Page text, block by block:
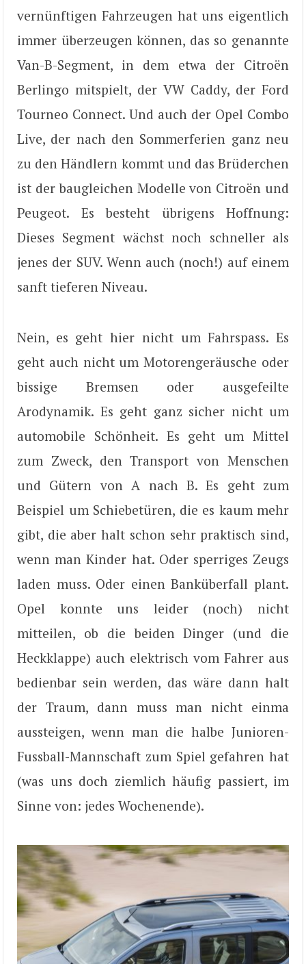
vernünftigen Fahrzeugen hat uns eigentlich
immer überzeugen können, das so genannte
Van-B-Segment, in dem etwa der Citroën
Berlingo mitspielt, der VW Caddy, der Ford
Tourneo Connect. Und auch der Opel Combo
Live, der nach den Sommerferien ganz neu
zu den Händlern kommt und das Brüderchen
ist der baugleichen Modelle von Citroën und
Peugeot. Es besteht übrigens Hoffnung:
Dieses Segment wächst noch schneller als
jenes der SUV. Wenn auch (noch!) auf einem
sanft tieferen Niveau.
Nein, es geht hier nicht um Fahrspass. Es
geht auch nicht um Motorengeräusche oder
bissige Bremsen oder ausgefeilte
Arodynamik. Es geht ganz sicher nicht um
automobile Schönheit. Es geht um Mittel
zum Zweck, den Transport von Menschen
und Gütern von A nach B. Es geht zum
Beispiel um Schiebetüren, die es kaum mehr
gibt, die aber halt schon sehr praktisch sind,
wenn man Kinder hat. Oder sperriges Zeugs
laden muss. Oder einen Banküberfall plant.
Opel konnte uns leider (noch) nicht
mitteilen, ob die beiden Dinger (und die
Heckklappe) auch elektrisch vom Fahrer aus
bedienbar sein werden, das wäre dann halt
der Traum, dann muss man nicht einma
aussteigen, wenn man die halbe Junioren-
Fussball-Mannschaft zum Spiel gefahren hat
(was uns doch ziemlich häufig passiert, im
Sinne von: jedes Wochenende).